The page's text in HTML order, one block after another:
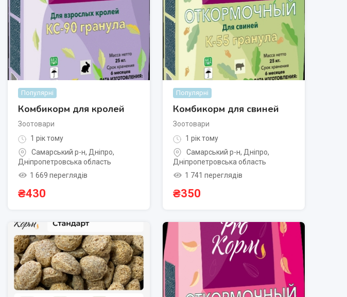
Популярні
Комбикорм для кролей
Зоотовари
1 рік тому
Самарський р-н, Дніпро,
Дніпропетровська область
1 669 переглядів
₴430
Популярні
Комбикорм для свиней
Зоотовари
1 рік тому
Самарський р-н, Дніпро,
Дніпропетровська область
1 741 переглядів
₴350